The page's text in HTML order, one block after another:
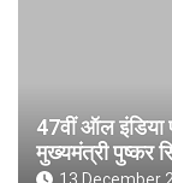
47वीं ऑल
मुख्यमंत्री पुष्कर